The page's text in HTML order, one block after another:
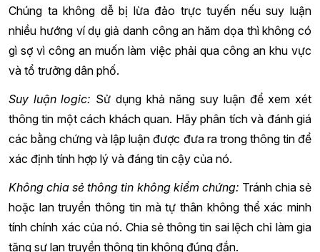
Chúng ta không dễ bị lừa đảo trực tuyến nếu suy luận
nhiều hướng ví dụ giả danh công an hăm dọa thì không có
gì sợ vì công an muốn làm việc phải qua công an khu vực
và tổ trưởng dân phố.
Suy luận logic: Sử dụng khả năng suy luận để xem xét
thông tin một cách khách quan. Hãy phân tích và đánh giá
các bằng chứng và lập luận được đưa ra trong thông tin để
xác định tính hợp lý và đáng tin cậy của nó.
Không chia sẻ thông tin không kiểm chứng: Tránh chia sẻ
hoặc lan truyền thông tin mà tự thân không thể xác minh
tính chính xác của nó. Chia sẻ thông tin sai lệch chỉ làm gia
tăng sự lan truyền thông tin không đúng đắn.